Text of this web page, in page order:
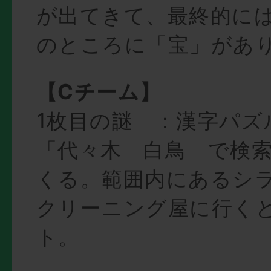
が出てきて、最終的に
のところに「宝」があ
【Cチーム】
1枚目の謎 ：漢字パズ
「代々木 白鳥 で検
くる。範囲内にあるシ
クリーニング屋に行く
ト。